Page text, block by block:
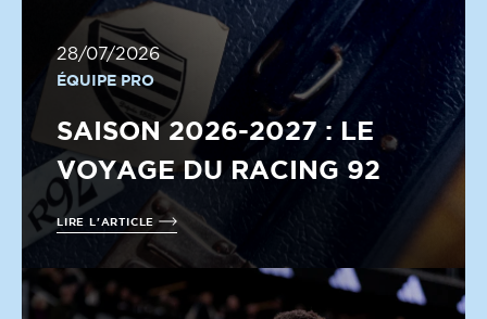
28/07/2026
ÉQUIPE PRO
SAISON 2026-2027 : LE
VOYAGE DU RACING 92
LIRE L'ARTICLE